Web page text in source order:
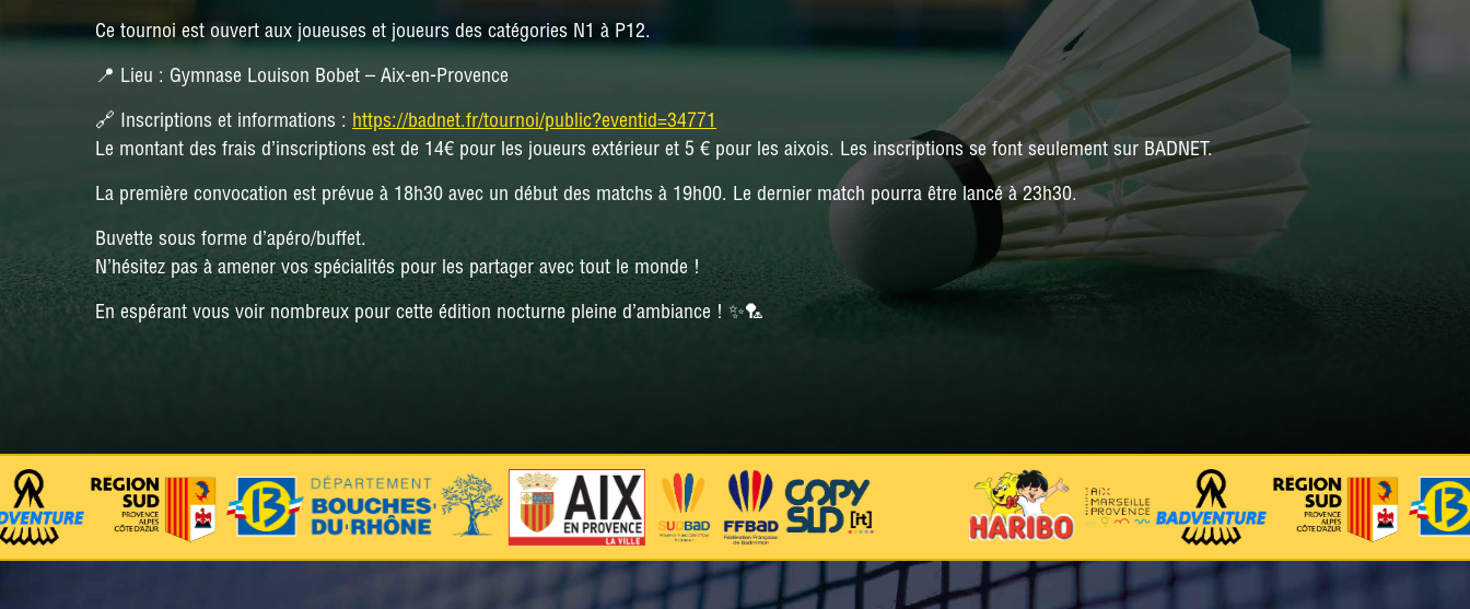
DÉPARTEMENTALE 5
DÉPARTEMENTALE 6
Ce tournoi est ouvert aux joueuses et joueurs des catégories N1 à P12.
📍 Lieu : Gymnase Louison Bobet – Aix-en-Provence
🔗 Inscriptions et informations : https://badnet.fr/tournoi/public?eventid=34771
Le montant des frais d’inscriptions est de 14€ pour les joueurs extérieur et 5 € pour les aixois. Les inscriptions se font seulement sur BADNET.
La première convocation est prévue à 18h30 avec un début des matchs à 19h00. Le dernier match pourra être lancé à 23h30.
Buvette sous forme d’apéro/buffet.
N’hésitez pas à amener vos spécialités pour les partager avec tout le monde !
En espérant vous voir nombreux pour cette édition nocturne pleine d’ambiance ! ✨🏸